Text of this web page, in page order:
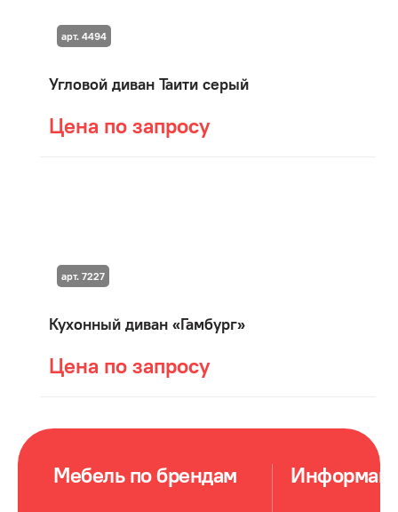
Угловой диван Таити серый
Цена по запросу
арт. 4494
Кухонный диван «Гамбург»
Цена по запросу
арт. 7227
Мебель по брендам